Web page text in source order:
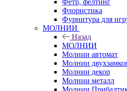
Фетр, фелтинг
Флористика
Фурнитура для
МОЛНИИ
Назад
МОЛНИИ
Молнии автомат
Молнии
Молнии декор
Молнии металл
Молнии